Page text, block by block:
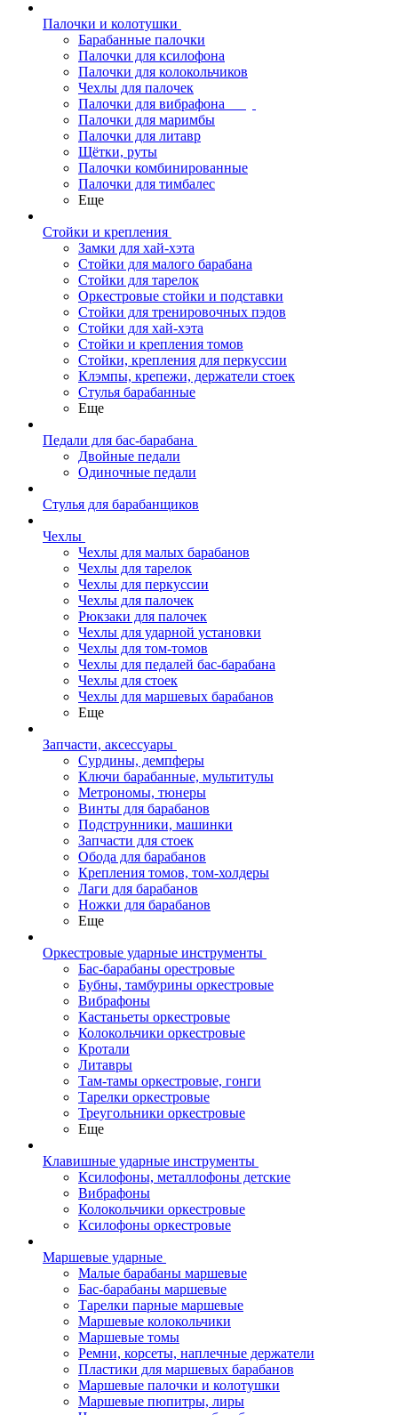
Палочки и колотушки
Барабанные палочки
Палочки для ксилофона
Палочки для колокольчиков
Чехлы для палочек
Палочки для вибрафона
Палочки для маримбы
Палочки для литавр
Щётки, руты
Палочки комбинированные
Палочки для тимбалес
Еще
Стойки и крепления
Замки для хай-хэта
Стойки для малого барабана
Стойки для тарелок
Оркестровые стойки и подставки
Стойки для тренировочных пэдов
Стойки для хай-хэта
Стойки и крепления томов
Стойки, крепления для перкуссии
Клэмпы, крепежи, держатели стоек
Стулья барабанные
Еще
Педали для бас-барабана
Двойные педали
Одиночные педали
Стулья для барабанщиков
Чехлы
Чехлы для малых барабанов
Чехлы для тарелок
Чехлы для перкуссии
Чехлы для палочек
Рюкзаки для палочек
Чехлы для ударной установки
Чехлы для том-томов
Чехлы для педалей бас-барабана
Чехлы для стоек
Чехлы для маршевых барабанов
Еще
Запчасти, аксессуары
Сурдины, демпферы
Ключи барабанные, мультитулы
Метрономы, тюнеры
Винты для барабанов
Подструнники, машинки
Запчасти для стоек
Обода для барабанов
Крепления томов, том-холдеры
Лаги для барабанов
Ножки для барабанов
Еще
Оркестровые ударные инструменты
Бас-барабаны орестровые
Бубны, тамбурины оркестровые
Вибрафоны
Кастаньеты оркестровые
Колокольчики оркестровые
Кротали
Литавры
Там-тамы оркестровые, гонги
Тарелки оркестровые
Треугольники оркестровые
Еще
Клавишные ударные инструменты
Ксилофоны, металлофоны детские
Вибрафоны
Колокольчики оркестровые
Ксилофоны оркестровые
Маршевые ударные
Малые барабаны маршевые
Бас-барабаны маршевые
Тарелки парные маршевые
Маршевые колокольчики
Маршевые томы
Ремни, корсеты, наплечные держатели
Пластики для маршевых барабанов
Маршевые палочки и колотушки
Маршевые пюпитры, лиры